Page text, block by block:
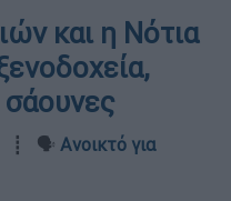
και η Νότια
σάουνες
┋ 🗣️ Ανοικτό για